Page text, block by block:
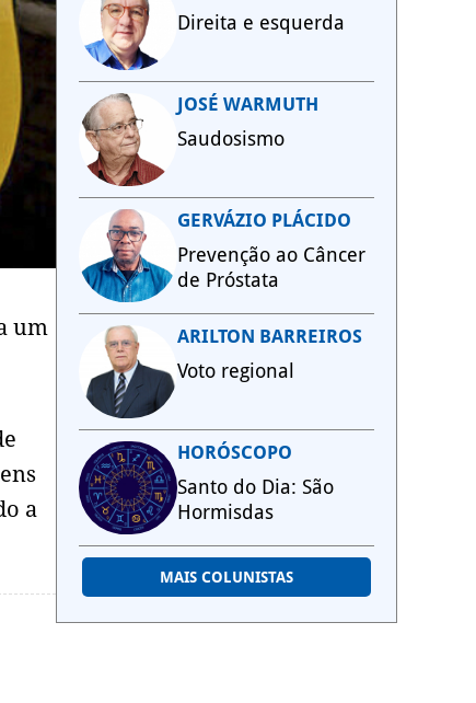
um
a
Direita e esquerda
JOSÉ WARMUTH
Saudosismo
GERVÁZIO PLÁCIDO
Prevenção ao Câncer
de Próstata
ARILTON BARREIROS
Voto regional
HORÓSCOPO
Santo do Dia: São
Hormisdas
MAIS COLUNISTAS